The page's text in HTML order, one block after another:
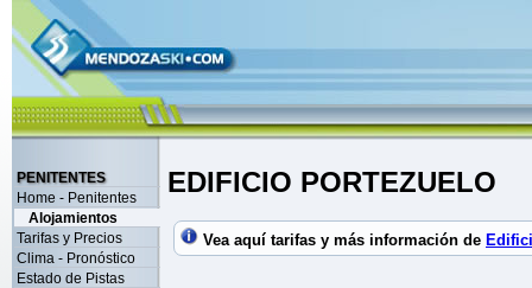
PENITENTES
Home - Penitentes
Alojamientos
Tarifas y Precios
Clima - Pronóstico
Estado de Pistas
EDIFICIO PORTEZUELO
Vea aquí tarifas y más información de